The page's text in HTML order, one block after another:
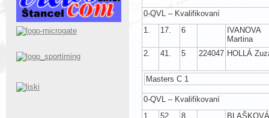
0-QVL – Kvalifikovaní
1.
17. 6
IVANOVA
Martina
2.
41. 5 224047 HOLLÁ
Masters C 1
0-QVL – Kvalifikovaní
1.
52. 8
BLAŠKOVÁ